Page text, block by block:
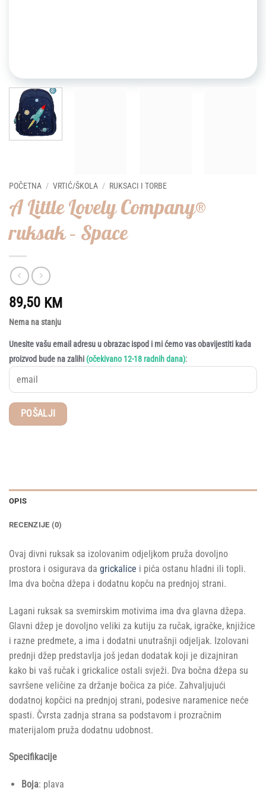
POČETNA / VRTIĆ/ŠKOLA / RUKSACI I TORBE
A Little Lovely Company®
ruksak – Space
89,50 KM
Nema na stanju
Unesite vašu email adresu u obrazac ispod i mi ćemo vas obavijestiti kada
proizvod bude na zalihi (očekivano 12-18 radnih dana):
OPIS
RECENZIJE (0)
Ovaj divni ruksak sa izolovanim odjeljkom pruža dovoljno
prostora i osigurava da grickalice i pića ostanu hladni ili topli.
Ima dva bočna džepa i dodatnu kopču na prednjoj strani.
Lagani ruksak sa svemirskim motivima ima dva glavna džepa.
Glavni džep je dovoljno veliki za kutiju za ručak, igračke, knjižice
i razne predmete, a ima i dodatni unutrašnji odjeljak. Izolovani
prednji džep predstavlja još jedan dodatak koji je dizajniran
kako bi vaš ručak i grickalice ostali svježi. Dva bočna džepa su
savršene veličine za držanje bočica za piće. Zahvaljujući
dodatnoj kopčici na prednjoj strani, podesive naramenice neće
spasti. Čvrsta zadnja strana sa podstavom i prozračnim
materijalom pruža dodatnu udobnost.
Specifikacije
Boja: plava